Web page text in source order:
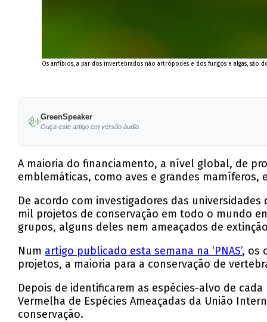
Os anfíbios, a par dos invertebrados não artrópodes e dos fungos e algas, são
GreenSpeaker
Ouça este artigo em versão áudio.
A maioria do financiamento, a nível global, de
emblemáticas, como aves e grandes mamíferos,
De acordo com investigadores das
mil projetos de conservação em todo o mundo
grupos, alguns deles nem ameaçados de
Num artigo publicado esta semana na ‘PNAS’, os
projetos, a maioria para a conservação de
Depois de identificarem as espécies-alvo de
Vermelha de Espécies Ameaçadas da União
conservação.